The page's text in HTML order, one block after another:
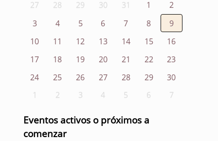
27 28 29 30 31 1
2
3
4 5 6 7 8
9
10
11 12 13 14 15
16
17
18 19 20 21 22
23
24
25 26 27 28 29
30
1
2 3 4 5 6 7
Eventos activos o próximos a
comenzar